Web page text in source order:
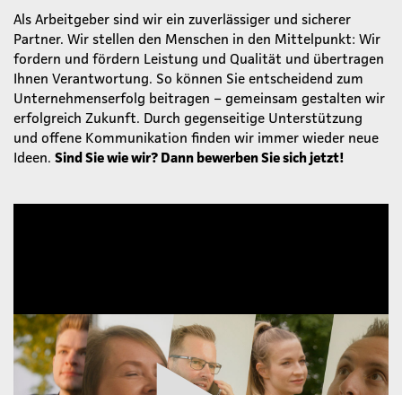
Als Arbeitgeber sind wir ein zuverlässiger und sicherer
Partner. Wir stellen den Menschen in den Mittelpunkt: Wir
fordern und fördern Leistung und Qualität und übertragen
Ihnen Verantwortung. So können Sie entscheidend zum
Unternehmenserfolg beitragen – gemeinsam gestalten wir
erfolgreich Zukunft. Durch gegenseitige Unterstützung
und offene Kommunikation finden wir immer wieder neue
Ideen. Sind Sie wie wir? Dann bewerben Sie sich jetzt!